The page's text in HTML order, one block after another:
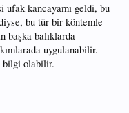
ufak kancayamı geldi, bu
bu tür bir köntemle
başka balıklarda
uygulanabilir.
bilgi olabilir.